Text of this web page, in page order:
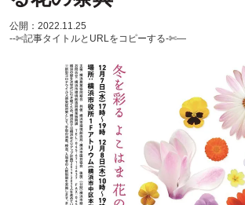
公開：2022.11.25
--✄記事タイトルとURLをコピーする-✄—